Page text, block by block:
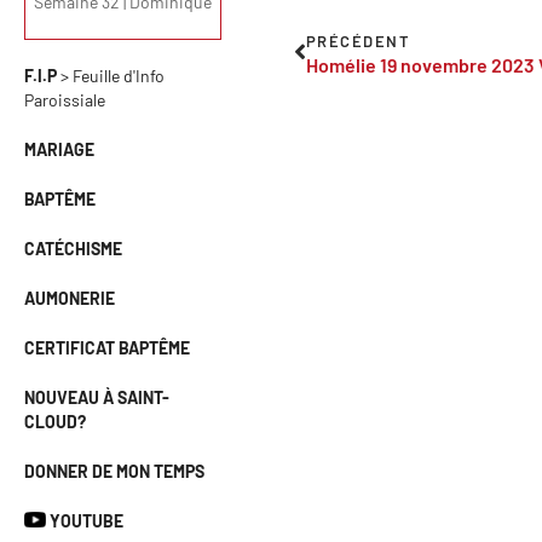
F.I.P> Feuille d'Info
Paroissiale
MARIAGE
BAPTÊME
CATÉCHISME
AUMONERIE
CERTIFICAT BAPTÊME
NOUVEAU À SAINT-
CLOUD?
DONNER DE MON TEMPS
YOUTUBE
PRÉCÉDENT
Homélie 19 novembre 2023